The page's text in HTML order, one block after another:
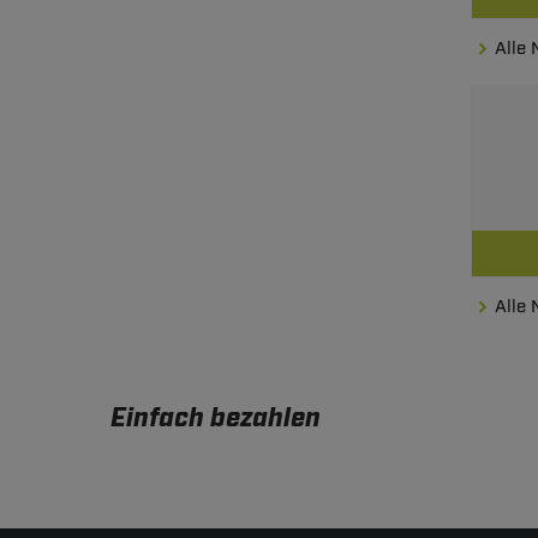
Alle
Alle
Einfach bezahlen